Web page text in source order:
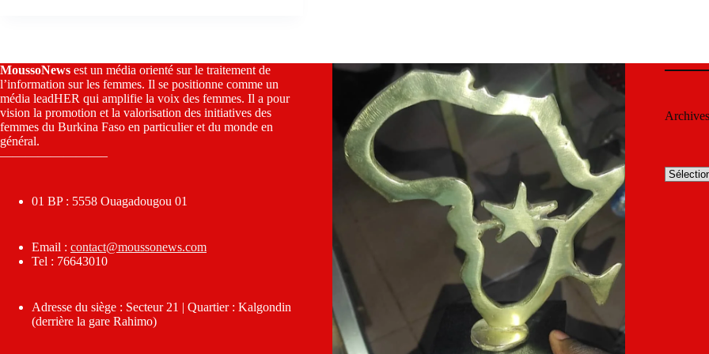
MoussoNews est un média orienté sur le traitement de
l’information sur les femmes. Il se positionne comme un
média leadHER qui amplifie la voix des femmes. Il a pour
vision la promotion et la valorisation des initiatives des
femmes du Burkina Faso en particulier et du monde en
général.
————————–
01 BP : 5558 Ouagadougou 01
Email : contact@moussonews.com
Tel : 76643010
Adresse du siège : Secteur 21 | Quartier : Kalgondin
(derrière la gare Rahimo)
Archives
Archives